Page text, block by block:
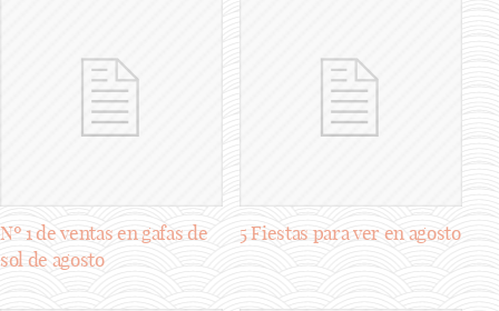
Nº 1 de ventas en gafas de
sol de agosto
5 Fiestas para ver en agosto